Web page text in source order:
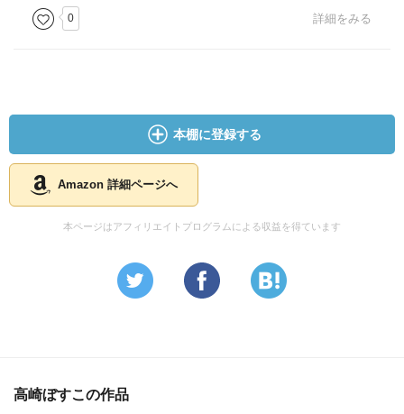
0 詳細をみる
本棚に登録する
Amazon 詳細ページへ
本ページはアフィリエイトプログラムによる収益を得ています
高崎ぼすこの作品